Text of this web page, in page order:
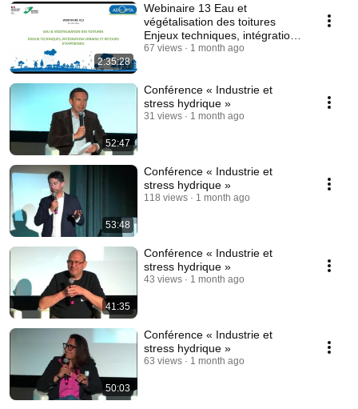
2:35:28
Webinaire 13 Eau et
végétalisation des toitures
Enjeux techniques, intégration
urbaine et retour
67 views 1 month ago
52:47
Conférence « Industrie et
stress hydrique »
31 views 1 month ago
53:48
Conférence « Industrie et
stress hydrique »
118 views 1 month ago
41:35
Conférence « Industrie et
stress hydrique »
43 views 1 month ago
50:03
Conférence « Industrie et
stress hydrique »
63 views 1 month ago